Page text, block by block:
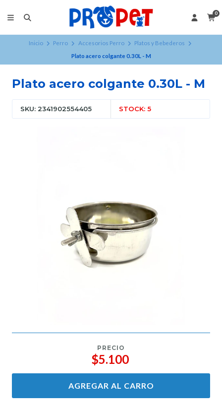
0
Inicio Perro Accesorios Perro
Platos y Bebederos
Plato acero colgante 0.30L - M
Plato acero colgante 0.30L - M
SKU: 2341902554405 STOCK: 5
PRECIO
$5.100
AGREGAR AL CARRO